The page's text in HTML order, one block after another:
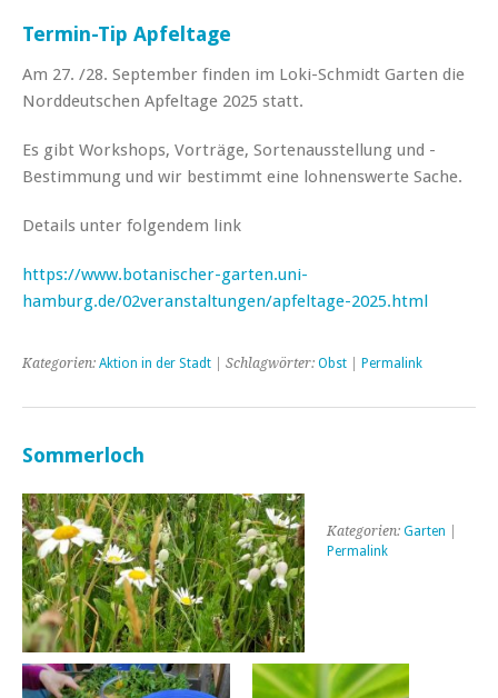
Termin-Tip Apfeltage
Am 27. /28. September finden im Loki-Schmidt Garten die
Norddeutschen Apfeltage 2025 statt.
Es gibt Workshops, Vorträge, Sortenausstellung und -
Bestimmung und wir bestimmt eine lohnenswerte Sache.
Details unter folgendem link
https://www.botanischer-garten.uni-
hamburg.de/02veranstaltungen/apfeltage-2025.html
Kategorien: Aktion in der Stadt | Schlagwörter: Obst Permalink
Sommerloch
Kategorien: Garten
Permalink